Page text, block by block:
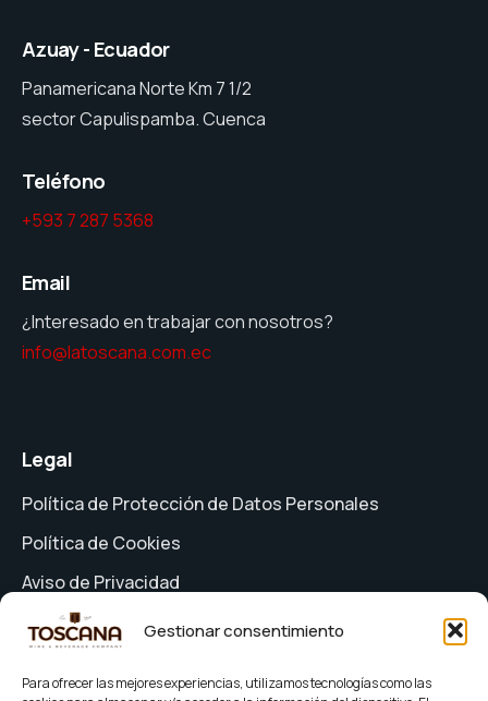
Gestionar consentimiento
Para ofrecer las mejores experiencias, utilizamos tecnologías como las
Azuay - Ecuador
Panamericana Norte Km 7 1/2
sector Capulispamba. Cuenca
Teléfono
+593 7 287 5368
Email
¿Interesado en trabajar con nosotros?
info@latoscana.com.ec
Legal
Política de Protección de Datos Personales
Política de Cookies
Aviso de Privacidad
Formulario de Solicitud de Derechos